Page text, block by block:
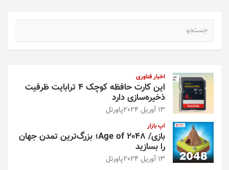
اخبار فناوری
این کارت حافظه کوچک ۴ ترابایت ظرفیت
ذخیره‌سازی دارد
13 آوریل 2024 پاورتل
اپ بازار
بازی/ Age of 2048؛ بزرگ‌ترین تمدن جهان
را بسازید
13 آوریل 2024 پاورتل